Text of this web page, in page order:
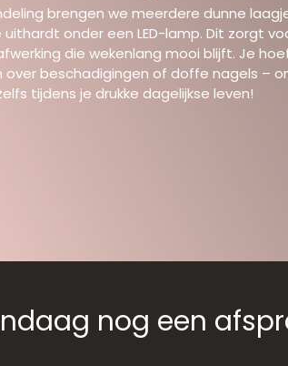
brengen we meerdere dunne
uithardt onder een LED-lamp. Dit zorgt
die wekenlang mooi blijft. Je
over beschadigingen of doffe nagels –
tijdens je drukke dagelijkse leven!
nog een